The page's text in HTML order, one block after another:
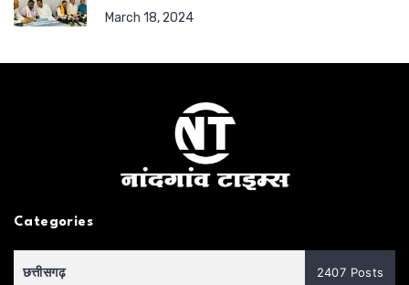
March 18, 2024
Categories
छत्तीसगढ़ 2407 Posts